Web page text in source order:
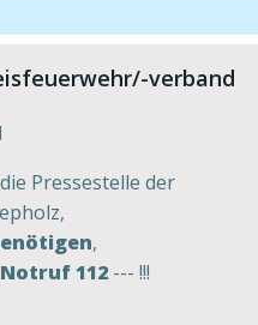
verband
Pressestelle der
Diepholz,
,
Notruf 112--- !!!